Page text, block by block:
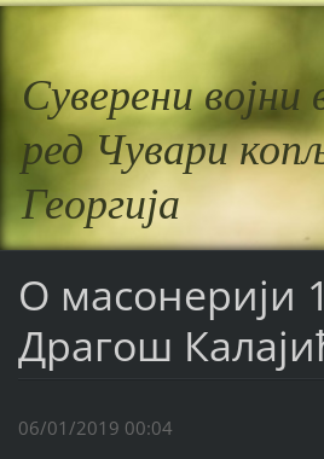
Суверени
ред Чувари
Георгија
О масонерији
Драгош
06/01/2019 00:04